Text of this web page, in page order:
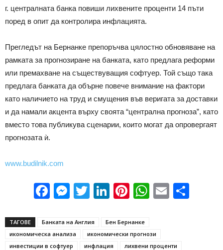
г. централната банка повиши лихвените проценти 14 пъти
поред в опит да контролира инфлацията.
Прегледът на Бернанке препоръчва цялостно обновяване на
рамката за прогнозиране на банката, като предлага реформи
или премахване на съществуващия софтуер. Той също така
предлага банката да обърне повече внимание на фактори
като наличието на труд и смущения във веригата за доставки
и да намали акцента върху своята “централна прогноза”, като
вместо това публикува сценарии, които могат да опровергаят
прогнозата ѝ.
www.budilnik.com
Facebook
Messenger
Twitter
LinkedIn
Pinterest
WhatsApp
Email
ТАГОВЕ Банката на Англия
Бен Бернанке
икономическа анализа
икономически прогнози
инвестиции в софтуер
инфлация лихвени проценти